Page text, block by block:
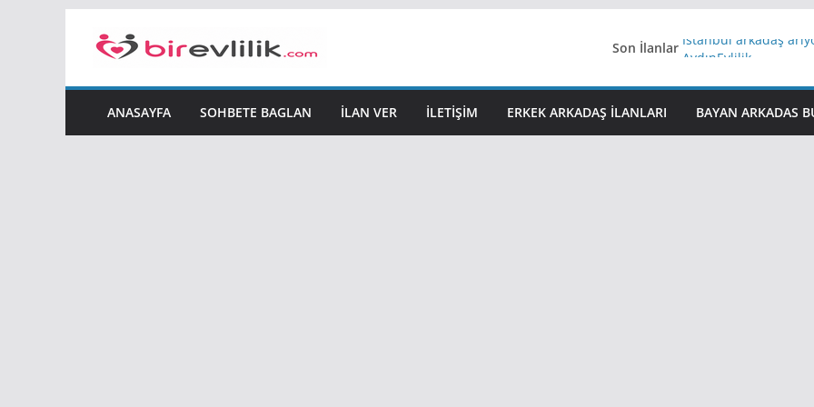
Son İlanlar İstanbul arkadaş
Yeni Bir Aşk Lazım
iş arayanlara iş
ANASAYFA SOHBETE BAGLAN İLAN VER İLETIŞIM ERKEK ARKADAŞ ILANLARI BAYAN ARKADAS